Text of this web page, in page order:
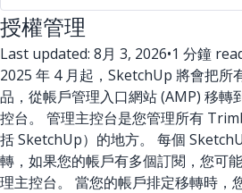
授權管理
Last updated: 8月 3, 2026•1 分鐘
2025 年 4 月起，SketchUp 將會把所
品，從帳戶管理入口網站 (AMP) 移
控台。 管理主控台是您管理所有
括 SketchUp）的地方。 每個
轉，如果您的帳戶有多個訂閱，您可
理主控台。 當您的帳戶排定移轉時，